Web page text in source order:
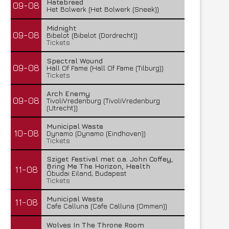
09-08
Hatebreed
Het Bolwerk (Het Bolwerk (Sneek))
09-08
Midnight
Bibelot (Bibelot (Dordrecht))
Tickets
09-08
Spectral Wound
Hall Of Fame (Hall Of Fame (Tilburg))
Tickets
09-08
Arch Enemy
TivoliVredenburg (TivoliVredenburg
(Utrecht))
10-08
Municipal Waste
Dynamo (Dynamo (Eindhoven))
Tickets
11-08
Sziget Festival met o.a. John Coffey,
Bring Me The Horizon, Health
Óbudai Eiland, Budapest
Tickets
11-08
Municipal Waste
Cafe Calluna (Cafe Calluna (Ommen))
Wolves In The Throne Room